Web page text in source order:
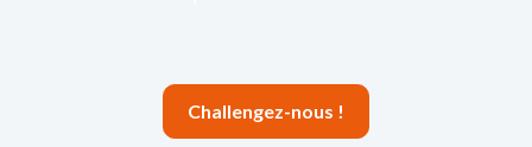
Challengez-nous !